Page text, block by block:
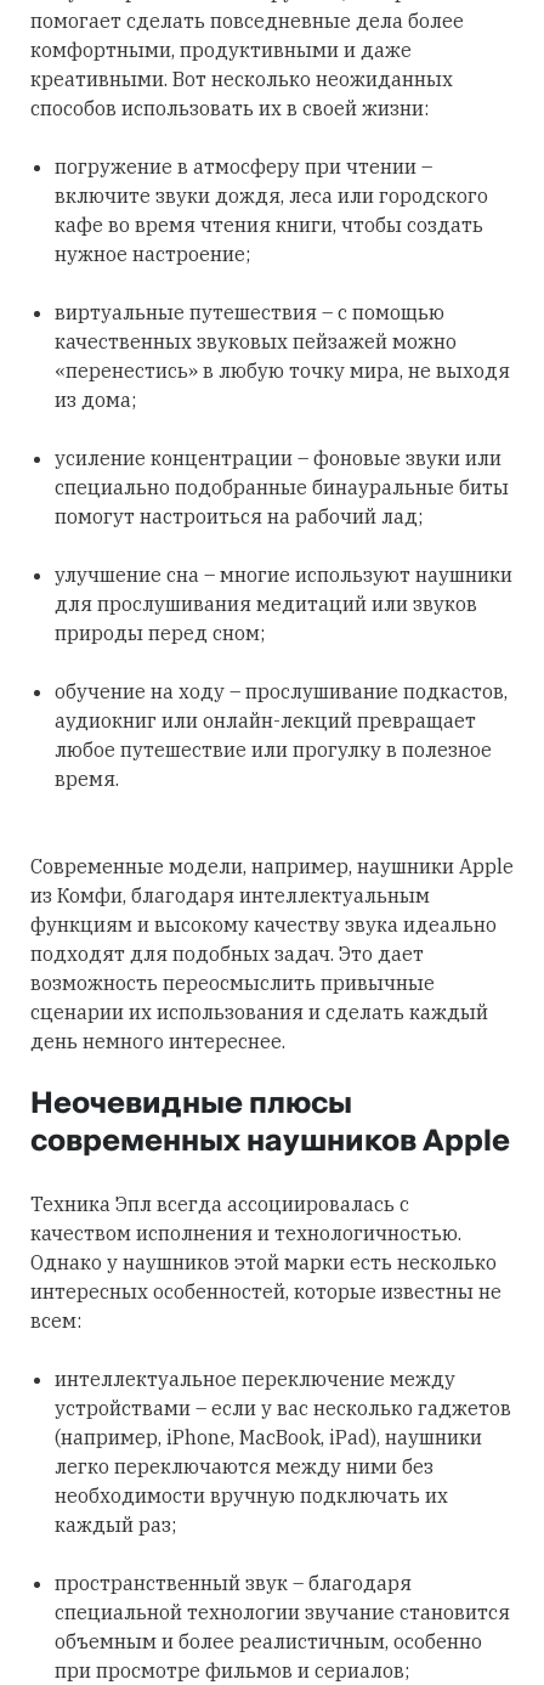
помогает сделать повседневные дела более
комфортными, продуктивными и даже
креативными. Вот несколько неожиданных
способов использовать их в своей жизни:
погружение в атмосферу при чтении –
включите звуки дождя, леса или городского
кафе во время чтения книги, чтобы создать
нужное настроение;
виртуальные путешествия – с помощью
качественных звуковых пейзажей можно
«перенестись» в любую точку мира, не выходя
из дома;
усиление концентрации – фоновые звуки или
специально подобранные бинауральные биты
помогут настроиться на рабочий лад;
улучшение сна – многие используют наушники
для прослушивания медитаций или звуков
природы перед сном;
обучение на ходу – прослушивание подкастов,
аудиокниг или онлайн-лекций превращает
любое путешествие или прогулку в полезное
время.
Современные модели, например, наушники Apple
из Комфи, благодаря интеллектуальным
функциям и высокому качеству звука идеально
подходят для подобных задач. Это дает
возможность переосмыслить привычные
сценарии их использования и сделать каждый
день немного интереснее.
Неочевидные плюсы
современных наушников Apple
Техника Эпл всегда ассоциировалась с
качеством исполнения и технологичностью.
Однако у наушников этой марки есть несколько
интересных особенностей, которые известны не
всем:
интеллектуальное переключение между
устройствами – если у вас несколько гаджетов
(например, iPhone, MacBook, iPad), наушники
легко переключаются между ними без
необходимости вручную подключать их
каждый раз;
пространственный звук – благодаря
специальной технологии звучание становится
объемным и более реалистичным, особенно
при просмотре фильмов и сериалов;